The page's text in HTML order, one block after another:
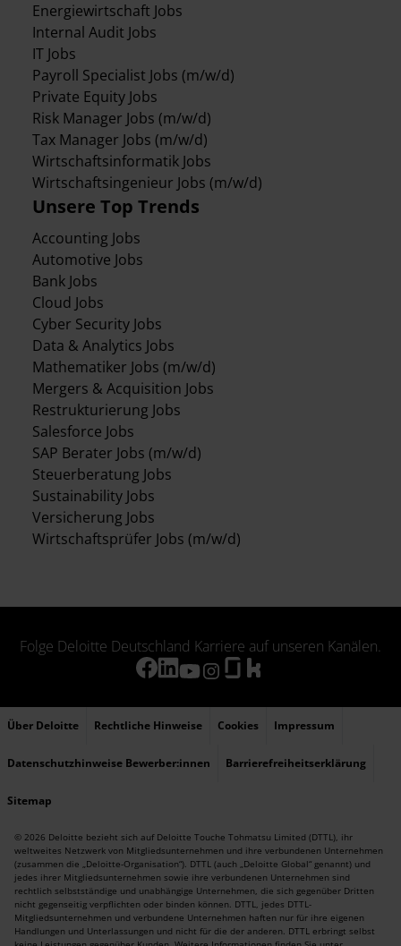
Energiewirtschaft Jobs
Internal Audit Jobs
IT Jobs
Payroll Specialist Jobs (m/w/d)
Private Equity Jobs
Risk Manager Jobs (m/w/d)
Tax Manager Jobs (m/w/d)
Wirtschaftsinformatik Jobs
Wirtschaftsingenieur Jobs (m/w/d)
Unsere Top Trends
Accounting Jobs
Automotive Jobs
Bank Jobs
Cloud Jobs
Cyber Security Jobs
Data & Analytics Jobs
Mathematiker Jobs (m/w/d)
Mergers & Acquisition Jobs
Restrukturierung Jobs
Salesforce Jobs
SAP Berater Jobs (m/w/d)
Steuerberatung Jobs
Sustainability Jobs
Versicherung Jobs
Wirtschaftsprüfer Jobs (m/w/d)
Folge Deloitte Deutschland Karriere auf unseren Kanälen.
Über Deloitte Rechtliche Hinweise Cookies Impressum
Datenschutzhinweise Bewerber:innen Barrierefreiheitserklärung
Sitemap
© 2026 Deloitte bezieht sich auf Deloitte Touche Tohmatsu Limited (DTTL), ihr
weltweites Netzwerk von Mitgliedsunternehmen und ihre verbundenen Unternehmen
(zusammen die „Deloitte-Organisation“). DTTL (auch „Deloitte Global“ genannt) und
jedes ihrer Mitgliedsunternehmen sowie ihre verbundenen Unternehmen sind
rechtlich selbstständige und unabhängige Unternehmen, die sich gegenüber Dritten
nicht gegenseitig verpflichten oder binden können. DTTL, jedes DTTL-
Mitgliedsunternehmen und verbundene Unternehmen haften nur für ihre eigenen
Handlungen und Unterlassungen und nicht für die der anderen. DTTL erbringt selbst